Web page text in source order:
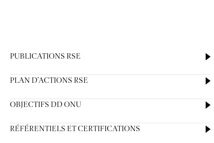
PUBLICATIONS RSE
PLAN D’ACTIONS RSE
OBJECTIFS DD ONU
RÉFÉRENTIELS ET CERTIFICATIONS